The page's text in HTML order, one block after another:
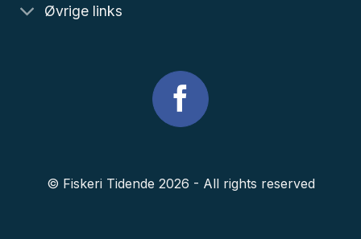
Øvrige links
© Fiskeri Tidende 2026 - All rights reserved